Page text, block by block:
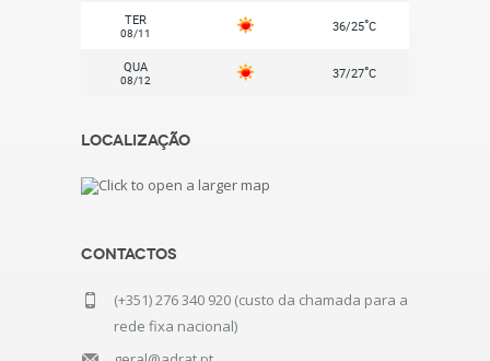
TER
08/11 36/25°C
QUA
08/12 37/27°C
Localização
Contactos
(+351) 276 340 920 (custo da chamada para a
rede fixa nacional)